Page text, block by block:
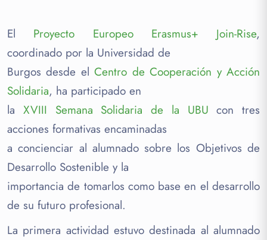
El Proyecto Europeo Erasmus+ Join-Rise,
coordinado por la Universidad de
Burgos desde elCentro de Cooperación y Acción
Solidaria, ha participado en
la XVIII Semana Solidaria de la UBU con tres
acciones formativas encaminadas
a concienciar al alumnado sobre los Objetivos de
Desarrollo Sostenible y la
importancia de tomarlos como base en el desarrollo
de su futuro profesional.
La primera actividad estuvo destinada al alumnado